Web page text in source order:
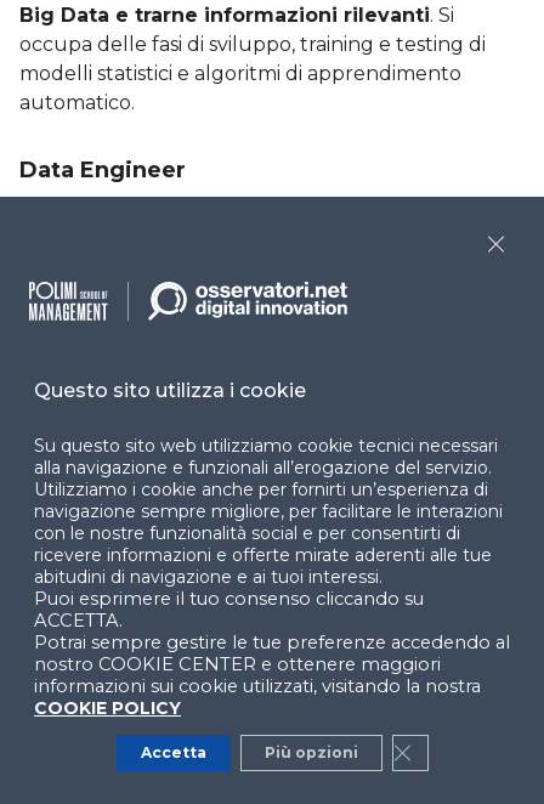
Big Data e trarne informazioni rilevanti. Si
occupa delle fasi di sviluppo, training e testing di
modelli statistici e algoritmi di apprendimento
automatico.
Data Engineer
integrazione dei dati
. Il suo compito è quello di
rendere i dati disponibili per le analisi nel giusto
l’integrazione di fonti non eterogenee.
Data Science Manager
IlData Science Managergestisce l’intero processo
di Data Science, coordinando un team centralizzato
e favorendo la crescita e la formazione di figure
di Data Science distribuite in azienda.
Analytics Translator
Analytics Translator
Data Science e il business vero e proprio.
tradurre gli use-case in linguaggio
Questo sito utilizza i cookie
Su questo sito web utilizziamo cookie tecnici necessari
alla navigazione e funzionali all’erogazione del servizio.
Utilizziamo i cookie anche per fornirti un’esperienza di
navigazione sempre migliore, per facilitare le interazioni
con le nostre funzionalità social e per consentirti di
ricevere informazioni e offerte mirate aderenti alle tue
abitudini di navigazione e ai tuoi interessi.
Puoi esprimere il tuo consenso cliccando su
ACCETTA.
Potrai sempre gestire le tue preferenze accedendo al
nostro COOKIE CENTER e ottenere maggiori
informazioni sui cookie utilizzati, visitando la nostra
COOKIE POLICY
Accetta Più opzioni Close GDPR